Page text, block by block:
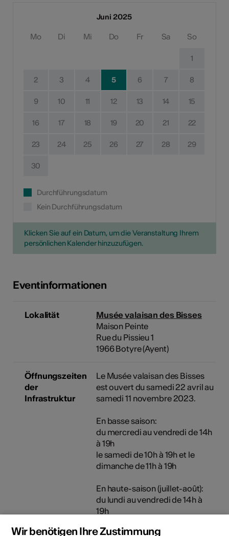
Juni 2025
Mo Di Mi Do Fr Sa So
1
2 3 4 5 6 7 8
9 10 11 12 13 14 15
16 17 18 19 20 21 22
23 24 25 26 27 28 29
30
Durchführungsdatum
Kein Durchführungsdatum
Klicken Sie auf ein Datum, um die Veranstaltung Ihrem
persönlichen Kalender hinzuzufügen.
Eventinformationen
Lokalität
Musée valaisan des Bisses
Maison Peinte
Rue du Pissieu 1
1966 Botyre (Ayent)
Öffnungszeiten
der
Infrastruktur
Le Musée valaisan des Bisses
est ouvert du samedi 22 avril au
samedi 11 novembre 2023.
En basse saison:
du mercredi au vendredi de 14h
à 19h
le samedi de 10h à 19h et le
dimanche de 11h à 19h
En haute-saison (juillet-août):
du lundi au vendredi de 14h à
19h
dimanche de 11h à 19h
Wir benötigen Ihre Zustimmung